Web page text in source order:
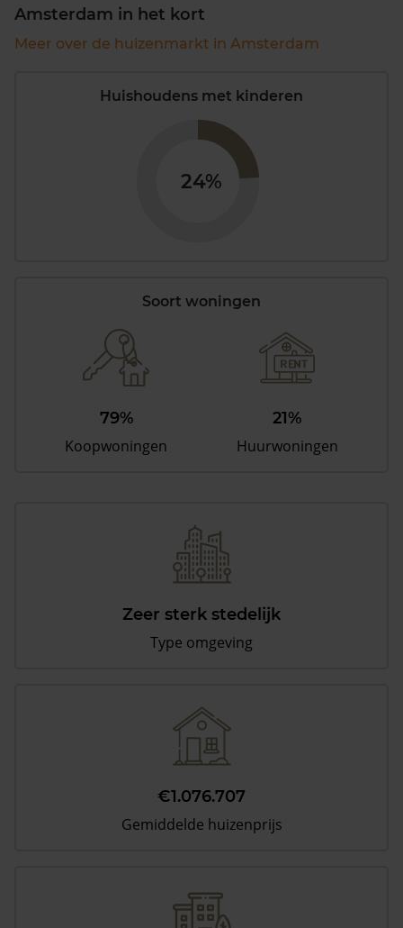
Amsterdam in het kort
Meer over de huizenmarkt in Amsterdam
Huishoudens met kinderen
24%
Soort woningen
79%
Koopwoningen
21%
Huurwoningen
Zeer sterk stedelijk
Type omgeving
€1.076.707
Gemiddelde huizenprijs